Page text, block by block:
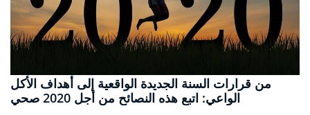
من قرارات السنة الجديدة الواقعية إلى أهداف الأكل
الواعي: اتبع هذه النصائح من أجل 2020 صحي